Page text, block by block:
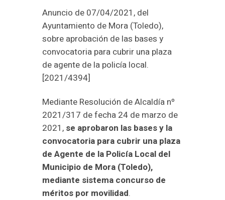
Anuncio de 07/04/2021, del
Ayuntamiento de Mora (Toledo),
sobre aprobación de las bases y
convocatoria para cubrir una plaza
de agente de la policía local.
[2021/4394]
Mediante Resolución de Alcaldía nº
2021/317 de fecha 24 de marzo de
2021, se aprobaron las bases y la
convocatoria para cubrir una plaza
de Agente de la Policía Local del
Municipio de Mora (Toledo),
mediante sistema concurso de
méritos por movilidad.